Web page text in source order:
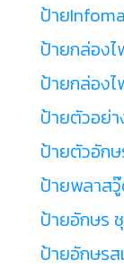
ป้าย
ป้ายกล่อง
ป้ายกล่อง
ป้ายตัวอย่า
ป้ายตัวอัก
ป้ายพลาส
ป้ายอักษร
ป้ายอักษรส